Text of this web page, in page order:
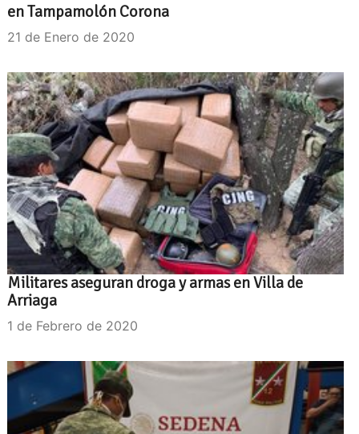
en Tampamolón Corona
21 de Enero de 2020
Militares aseguran droga y armas en Villa de
Arriaga
1 de Febrero de 2020